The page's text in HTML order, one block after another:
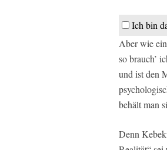
Ich bin
Aber wie
so brauch’
und ist den
behält man
Denn